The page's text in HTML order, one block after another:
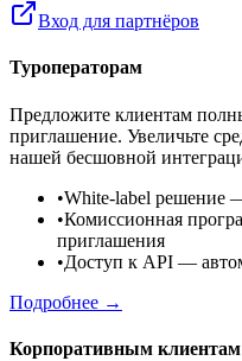
Вход для партнёров
Туроператорам
Предложите клиентам
приглашение. Увеличьте
нашей бесшовной
•White-label решение
•Комиссионная
приглашения
•Доступ к API —
Подробнее →
Корпоративным клиентам